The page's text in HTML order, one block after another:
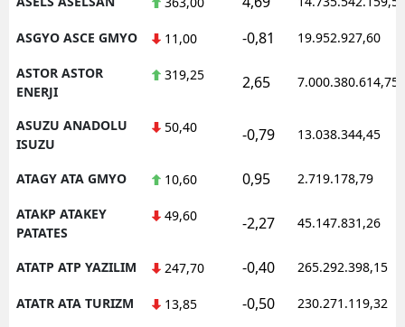
ASGYO ASCE GMYO 11,00 -0,81 19.952.927,60
ASTOR ASTOR
ENERJI
319,25 2,65 7.000.380.614,75
ASUZU ANADOLU
ISUZU
50,40 -0,79 13.038.344,45
ATAGY ATA GMYO 10,60 0,95 2.719.178,79
ATAKP ATAKEY
PATATES
49,60 -2,27 45.147.831,26
ATATP ATP YAZILIM 247,70 -0,40 265.292.398,15
ATATR ATA TURIZM 13,85 -0,50 230.271.119,32